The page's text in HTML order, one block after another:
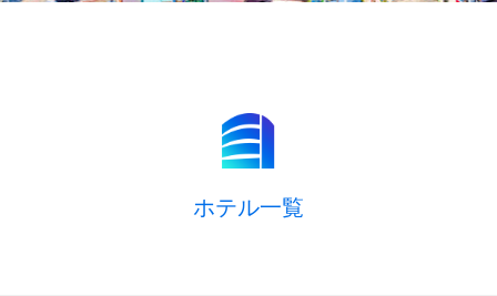
ホテル一覧